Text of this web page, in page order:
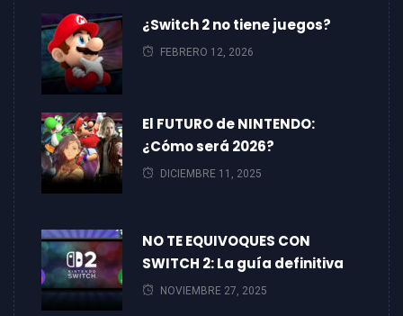
¿Switch 2 no tiene juegos?
FEBRERO 12, 2026
El FUTURO de NINTENDO:
¿Cómo será 2026?
DICIEMBRE 11, 2025
NO TE EQUIVOQUES CON
SWITCH 2: La guía definitiva
NOVIEMBRE 27, 2025